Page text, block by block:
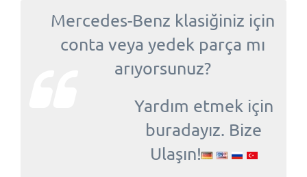
Mercedes-Benz klasiğiniz için
conta veya yedek parça mı
arıyorsunuz?
Yardım etmek için
buradayız. Bize
Ulaşın!